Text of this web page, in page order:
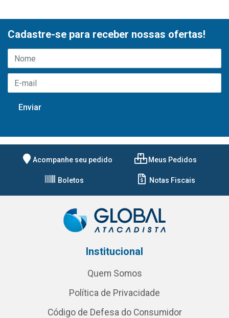
Cadastre-se para receber nossas ofertas!
Acompanhe seu pedido Meus Pedidos
Boletos Notas Fiscais
Institucional
Quem Somos
Política de Privacidade
Código de Defesa do Consumidor